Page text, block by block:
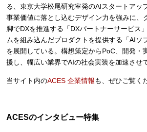
る、東京大学松尾研究室発のAIスタートアッ
事業価値に落とし込むデザイン力を強みに、
脚でDXを推進する「DXパートナーサービス
ムを組み込んだプロダクトを提供する「AIソ
を展開している。構想策定からPoC、開発・
援し、幅広い業界でAIの社会実装を加速させ
当サイト内のACES 企業情報も、ぜひご覧く
ACESのインタビュー特集